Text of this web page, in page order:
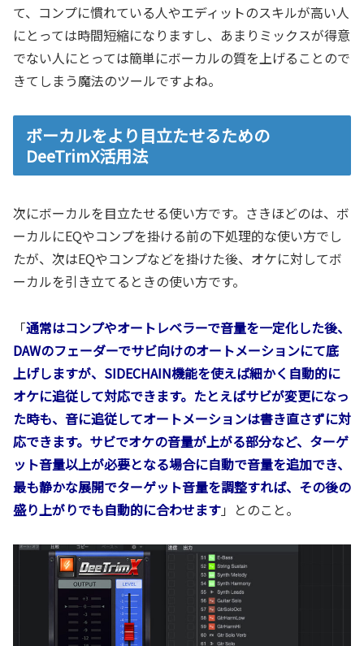
て、コンプに慣れている人やエディットのスキルが高い人
にとっては時間短縮になりますし、あまりミックスが得意
でない人にとっては簡単にボーカルの質を上げることので
きてしまう魔法のツールですよね。
ボーカルをより目立たせるための
DeeTrimX活用法
次にボーカルを目立たせる使い方です。さきほどのは、ボ
ーカルにEQやコンプを掛ける前の下処理的な使い方でし
たが、次はEQやコンプなどを掛けた後、オケに対してボ
ーカルを引き立てるときの使い方です。
「通常はコンプやオートレベラーで音量を一定化した後、
DAWのフェーダーでサビ向けのオートメーションにて底
上げしますが、SIDECHAIN機能を使えば細かく自動的に
オケに追従して対応できます。たとえばサビが変更になっ
た時も、音に追従してオートメーションは書き直さずに対
応できます。サビでオケの音量が上がる部分など、ターゲ
ット音量以上が必要となる場合に自動で音量を追加でき、
最も静かな展開でターゲット音量を調整すれば、その後の
盛り上がりでも自動的に合わせます」とのこと。